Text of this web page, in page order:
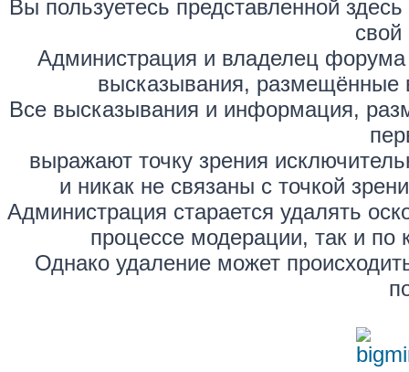
Вы пользуетесь представленной
свой
Администрация и владелец форума
высказывания, размещённые
Все высказывания и информация,
выражают точку зрения
и никак не связаны с точкой
Администрация старается удалять
процессе модерации, так и по
Однако удаление может